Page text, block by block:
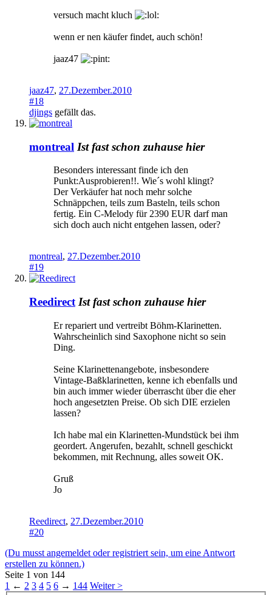
versuch macht kluch
wenn er nen käufer findet, auch schön!
jaaz47
jaaz47, 27.Dezember.2010
#18
djings gefällt das.
montreal Ist fast schon zuhause hier
Besonders interessant finde ich den
Punkt:Ausprobieren!!. Wie´s wohl klingt?
Der Verkäufer hat noch mehr solche
Schnäppchen, teils zum Basteln, teils schon
fertig. Ein C-Melody für 2390 EUR darf man
sich doch auch nicht entgehen lassen, oder?
montreal, 27.Dezember.2010
#19
Reedirect Ist fast schon zuhause hier
Er repariert und vertreibt Böhm-Klarinetten.
Wahrscheinlich sind Saxophone nicht so sein
Ding.
Seine Klarinettenangebote, insbesondere
Vintage-Baßklarinetten, kenne ich ebenfalls und
bin auch immer wieder überrascht über die eher
hoch angesetzten Preise. Ob sich DIE erzielen
lassen?
Ich habe mal ein Klarinetten-Mundstück bei ihm
geordert. Angerufen, bezahlt, schnell geschickt
bekommen, mit Rechnung, alles soweit OK.
Gruß
Jo
Reedirect, 27.Dezember.2010
#20
(Du musst angemeldet oder registriert sein, um eine Antwort
erstellen zu können.)
Seite 1 von 144
1 ← 2 3 4 5 6 → 144 Weiter >